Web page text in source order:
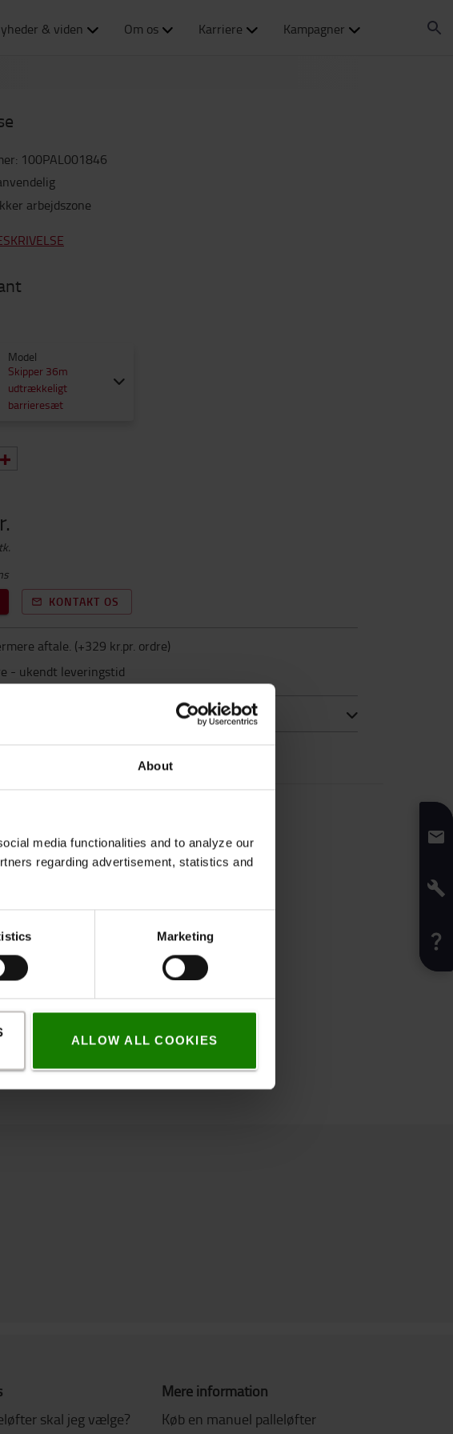
About
media functionalities and to analyze our
regarding advertisement, statistics and
Marketing
ALLOW ALL COOKIES
& viden Om os Karriere Kampagner
: 100PAL001846
arbejdszone
Model
Skipper 36m
udtrækkeligt
barrieresæt
KONTAKT OS
aftale. (+329 kr.pr. ordre)
- ukendt leveringstid
skal jeg vælge?
Mere information
Køb en manuel palleløfter